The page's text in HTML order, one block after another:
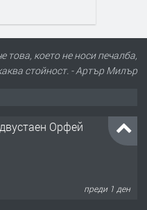
това, което не носи печалба,
стойност. - Артър Милър
Орфей
преди 1 ден